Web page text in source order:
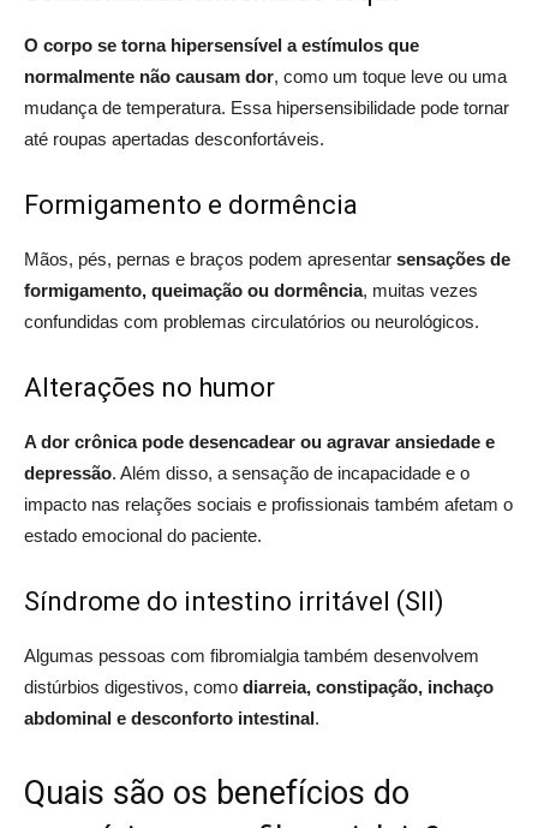
O corpo se torna hipersensível a estímulos que
normalmente não causam dor, como um toque leve ou uma
mudança de temperatura. Essa hipersensibilidade pode tornar
até roupas apertadas desconfortáveis.
Formigamento e dormência
Mãos, pés, pernas e braços podem apresentar sensações de
formigamento, queimação ou dormência, muitas vezes
confundidas com problemas circulatórios ou neurológicos.
Alterações no humor
A dor crônica pode desencadear ou agravar ansiedade e
depressão. Além disso, a sensação de incapacidade e o
impacto nas relações sociais e profissionais também afetam o
estado emocional do paciente.
Síndrome do intestino irritável (SII)
Algumas pessoas com fibromialgia também desenvolvem
distúrbios digestivos, como diarreia, constipação, inchaço
abdominal e desconforto intestinal.
Quais são os benefícios do